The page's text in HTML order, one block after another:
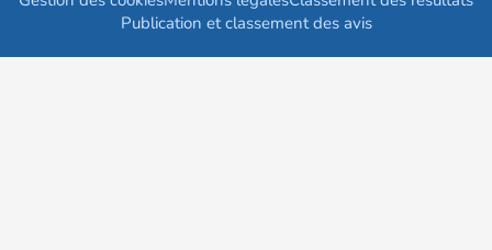
Publication et classement des avis